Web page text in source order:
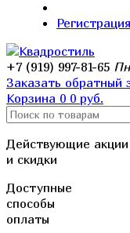
Регистрация
+7 (919) 997-81-65
Заказать обратный
Корзина 0 0 руб.
Действующие акции
и скидки
Доступные
способы
оплаты